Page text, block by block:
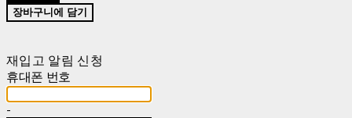
장바구니에 담기
재입고 알림 신청
휴대폰 번호
-